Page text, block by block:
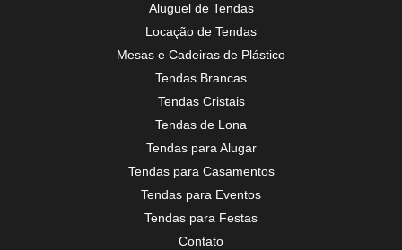
Aluguel de Tendas
Locação de Tendas
Mesas e Cadeiras de Plástico
Tendas Brancas
Tendas Cristais
Tendas de Lona
Tendas para Alugar
Tendas para Casamentos
Tendas para Eventos
Tendas para Festas
Contato